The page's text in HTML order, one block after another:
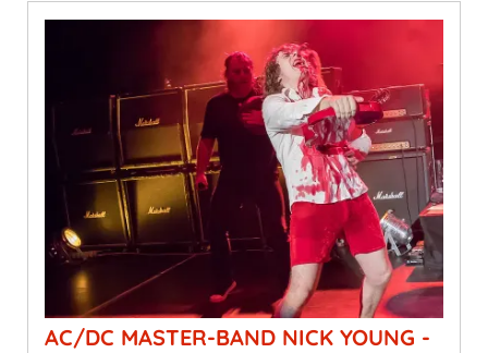
AC/DC MASTER-BAND NICK YOUNG -